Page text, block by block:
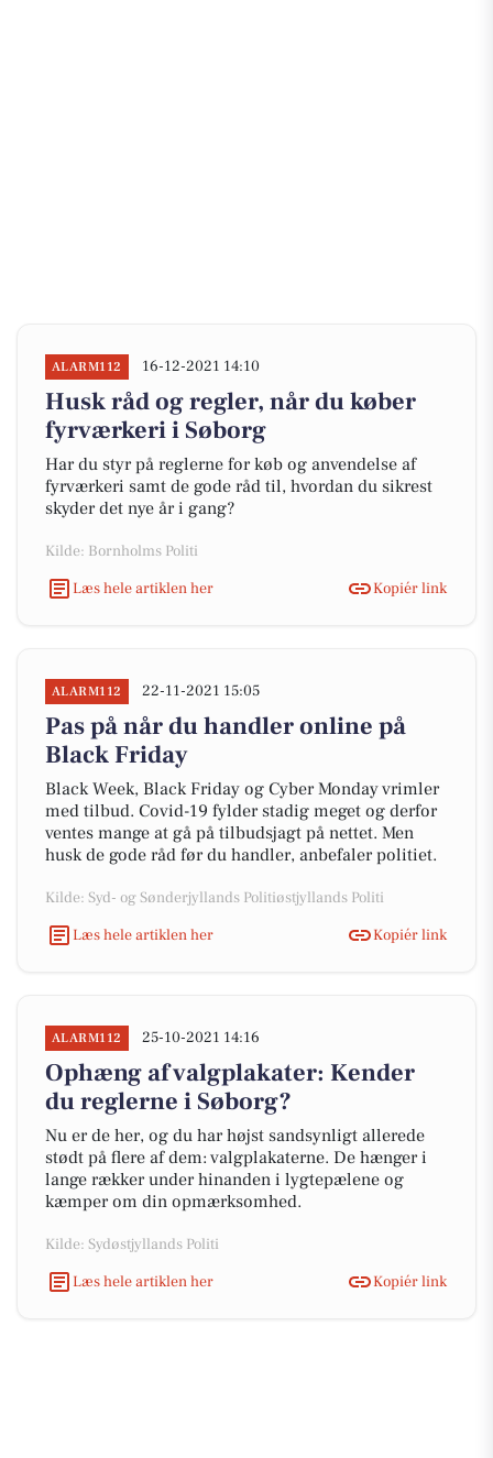
ALARM112 16-12-2021 14:10
Husk råd og regler, når du køber
fyrværkeri i Søborg
Har du styr på reglerne for køb og anvendelse af
fyrværkeri samt de gode råd til, hvordan du sikrest
skyder det nye år i gang?
Kilde: Bornholms Politi
Læs hele artiklen her
Kopiér link
ALARM112 22-11-2021 15:05
Pas på når du handler online på
Black Friday
Black Week, Black Friday og Cyber Monday vrimler
med tilbud. Covid-19 fylder stadig meget og derfor
ventes mange at gå på tilbudsjagt på nettet. Men
husk de gode råd før du handler, anbefaler politiet.
Kilde: Syd- og Sønderjyllands Politiøstjyllands Politi
Læs hele artiklen her
Kopiér link
ALARM112 25-10-2021 14:16
Ophæng af valgplakater: Kender
du reglerne i Søborg?
Nu er de her, og du har højst sandsynligt allerede
stødt på flere af dem: valgplakaterne. De hænger i
lange rækker under hinanden i lygtepælene og
kæmper om din opmærksomhed.
Kilde: Sydøstjyllands Politi
Læs hele artiklen her
Kopiér link